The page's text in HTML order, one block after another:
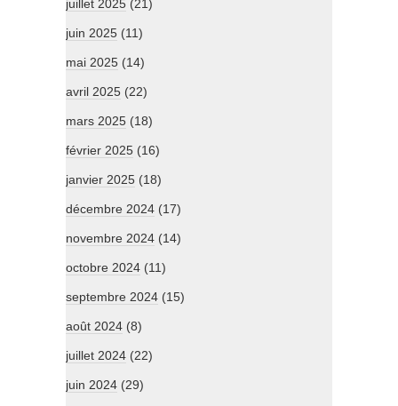
juillet 2025 (21)
juin 2025 (11)
mai 2025 (14)
avril 2025 (22)
mars 2025 (18)
février 2025 (16)
janvier 2025 (18)
décembre 2024 (17)
novembre 2024 (14)
octobre 2024 (11)
septembre 2024 (15)
août 2024 (8)
juillet 2024 (22)
juin 2024 (29)